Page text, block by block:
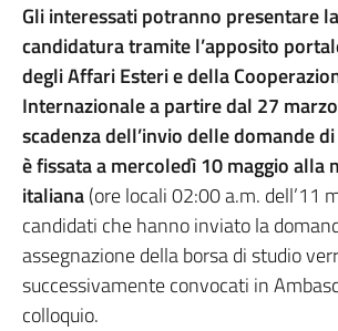
Gli interessati potranno presentare
candidatura tramite l’apposito
degli Affari Esteri e della
Internazionale a partire dal 27
scadenza dell’invio delle domande
è fissata a mercoledì 10 maggio alla
italiana(ore locali 02:00 a.m. dell’11
candidati che hanno inviato la
assegnazione della borsa di studio
successivamente convocati in
colloquio.